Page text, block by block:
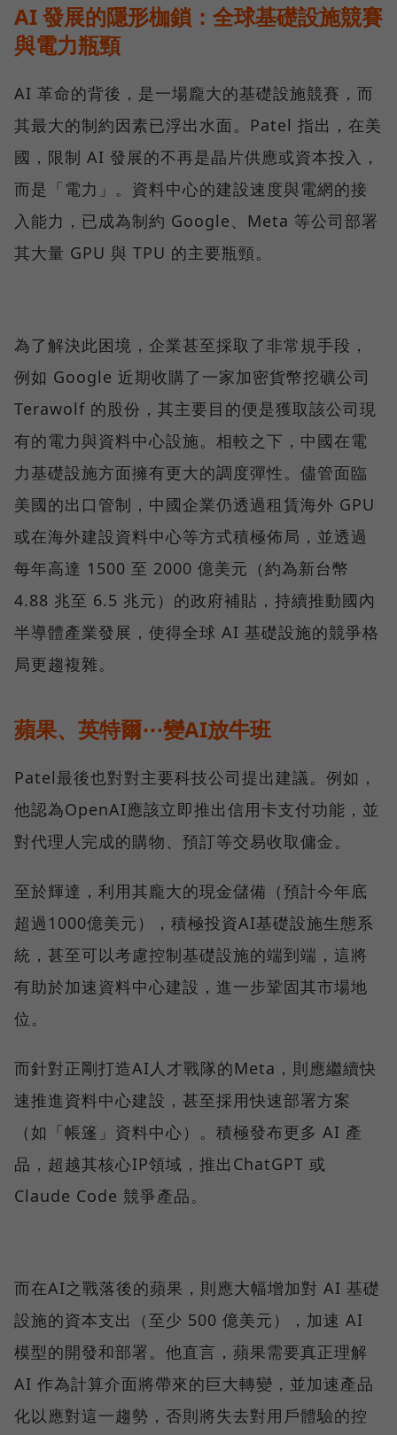
AI 發展的隱形枷鎖：全球基礎設施競賽
與電力瓶頸
AI 革命的背後，是一場龐大的基礎設施競賽，而
其最大的制約因素已浮出水面。Patel 指出，在美
國，限制 AI 發展的不再是晶片供應或資本投入，
而是「電力」。資料中心的建設速度與電網的接
入能力，已成為制約 Google、Meta 等公司部署
其大量 GPU 與 TPU 的主要瓶頸。
為了解決此困境，企業甚至採取了非常規手段，
例如 Google 近期收購了一家加密貨幣挖礦公司
Terawolf 的股份，其主要目的便是獲取該公司現
有的電力與資料中心設施。相較之下，中國在電
力基礎設施方面擁有更大的調度彈性。儘管面臨
美國的出口管制，中國企業仍透過租賃海外 GPU
或在海外建設資料中心等方式積極佈局，並透過
每年高達 1500 至 2000 億美元（約為新台幣
4.88 兆至 6.5 兆元）的政府補貼，持續推動國內
半導體產業發展，使得全球 AI 基礎設施的競爭格
局更趨複雜。
蘋果、英特爾⋯變AI放牛班
Patel最後也對對主要科技公司提出建議。例如，
他認為OpenAI應該立即推出信用卡支付功能，並
對代理人完成的購物、預訂等交易收取傭金。
至於輝達，利用其龐大的現金儲備（預計今年底
超過1000億美元），積極投資AI基礎設施生態系
統，甚至可以考慮控制基礎設施的端到端，這將
有助於加速資料中心建設，進一步鞏固其市場地
位。
而針對正剛打造AI人才戰隊的Meta，則應繼續快
速推進資料中心建設，甚至採用快速部署方案
（如「帳篷」資料中心）。積極發布更多 AI 產
品，超越其核心IP領域，推出ChatGPT 或
Claude Code 競爭產品。
而在AI之戰落後的蘋果，則應大幅增加對 AI 基礎
設施的資本支出（至少 500 億美元），加速 AI
模型的開發和部署。他直言，蘋果需要真正理解
AI 作為計算介面將帶來的巨大轉變，並加速產品
化以應對這一趨勢，否則將失去對用戶體驗的控